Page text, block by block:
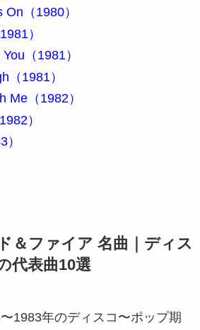
（1980）
）
（1981）
（1981）
Me（1982）
）
＆ファイア 名曲｜ディス
代表曲10選
1983年のディスコ〜ポップ期